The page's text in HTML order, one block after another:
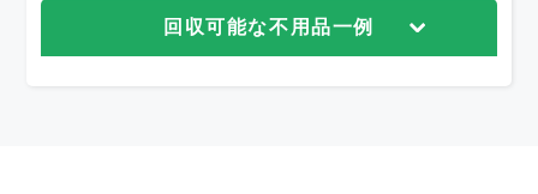
回収可能な不用品一例